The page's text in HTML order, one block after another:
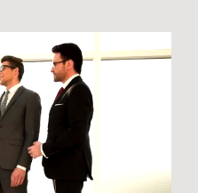
en los niveles
serie de buenas